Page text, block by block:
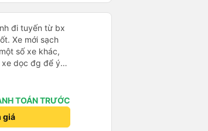
đi tuyến từ bx
Xe mới sạch
số xe khác,
xe dọc đg để ý
TOÁN TRƯỚC
giá